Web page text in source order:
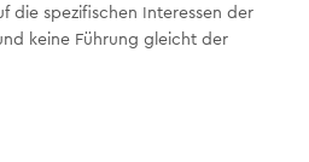
die spezifischen Interessen der
keine Führung gleicht der